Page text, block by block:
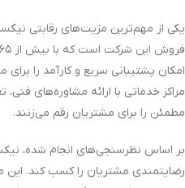
یکی از مهم‌ترین مزیت‌های رقابتی
امکان پشتیبانی سریع و کارآمد را
مراکز خدماتی با ارائه مشاوره‌های
مطمئن را برای مشتریان رقم می‌زنند.
رضایتمندی مشتریان را کسب کند. این